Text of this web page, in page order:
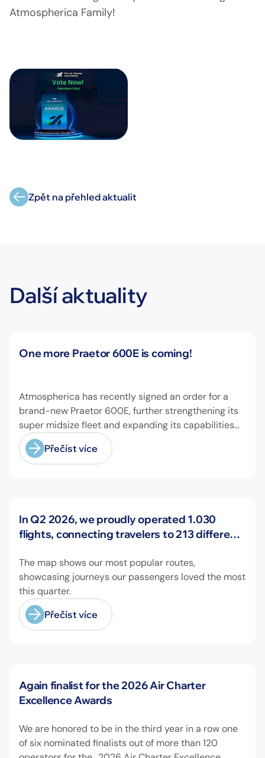
Atmospherica Family!
Zpět na přehled aktualit
Další aktuality
Novinky
One more Praetor 600E is coming!
Atmospherica has recently signed an order for a
brand-new Praetor 600E, further strengthening its
super midsize fleet and expanding its capabilities
on longer-range missions!
Přečíst více
Novinky
In Q2 2026, we proudly operated 1.030
flights, connecting travelers to 213 different
The map shows our most popular routes,
showcasing journeys our passengers loved the most
this quarter.
Přečíst více
Novinky
Again finalist for the 2026 Air Charter
Excellence Awards
We are honored to be in the third year in a row one
of six nominated finalists out of more than 120